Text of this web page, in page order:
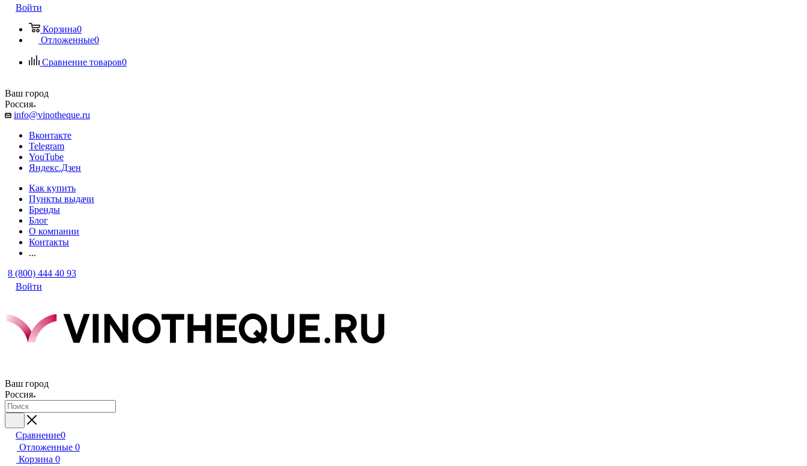
Войти
Корзина0
Отложенные0
Сравнение товаров0
Ваш город
Россия
info@vinotheque.ru
Вконтакте
Telegram
YouTube
Яндекс.Дзен
Как купить
Пункты выдачи
Бренды
Блог
О компании
Контакты
...
8 (800) 444 40 93
Войти
Ваш город
Россия
Сравнение0
Отложенные 0
Корзина 0